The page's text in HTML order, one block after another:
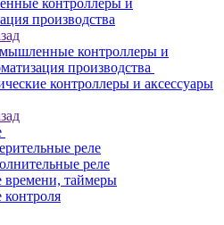
контроллеры и
производства
контроллеры и
производства
контроллеры и аксессуары
реле
реле
времени, таймеры
контроля